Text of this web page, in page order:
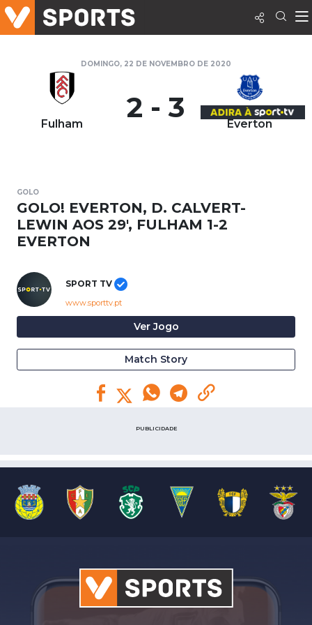
DOMINGO, 22 DE NOVEMBRO DE 2020
Fulham 2 - 3 Everton
GOLO
GOLO! EVERTON, D. CALVERT-
LEWIN AOS 29', FULHAM 1-2
EVERTON
SPORT TV
www.sporttv.pt
Ver Jogo
Match Story
PUBLICIDADE